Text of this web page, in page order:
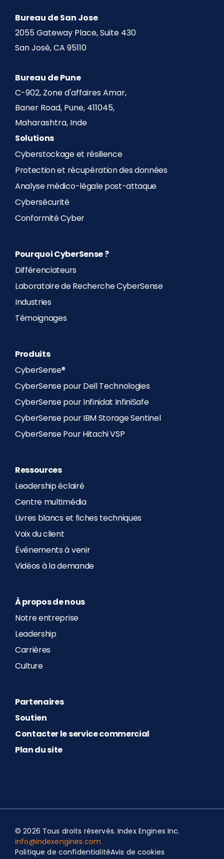
Bureau de San Jose
2055 Gateway Place, Suite 430
San José, CA 95110
Bureau de Pune
C-902, Zone d'affaires Amar,
Baner Road, Pune, 411045,
Maharashtra, Inde
Solutions
Cyberstockage et résilience
Protection et récupération des données
Analyse médico-légale post-attaque
Cybersécurité
Conformité Cyber
Pourquoi CyberSense ?
Différenciateurs
Laboratoire de Recherche CyberSense
Industries
Témoignages
Produits
CyberSense®
CyberSense pour Dell Technologies
CyberSense pour Infinidat InfiniSafe
CyberSense pour IBM Storage Sentinel
CyberSense Pour Hitachi VSP
Ressources
Leadership éclairé
Centre multimédia
Livres blancs et fiches techniques
Voix du client
Événements à venir
Vidéos à la demande
À propos de nous
Notre entreprise
Leadership
Carrières
Culture
Partenaires
Soutien
Contacter le service commercial
Plan du site
© 2026 Tous droits réservés. Index Engines Inc.
info@indexengines.com
Politique de confidentialitéAvis de cookies
Spanish